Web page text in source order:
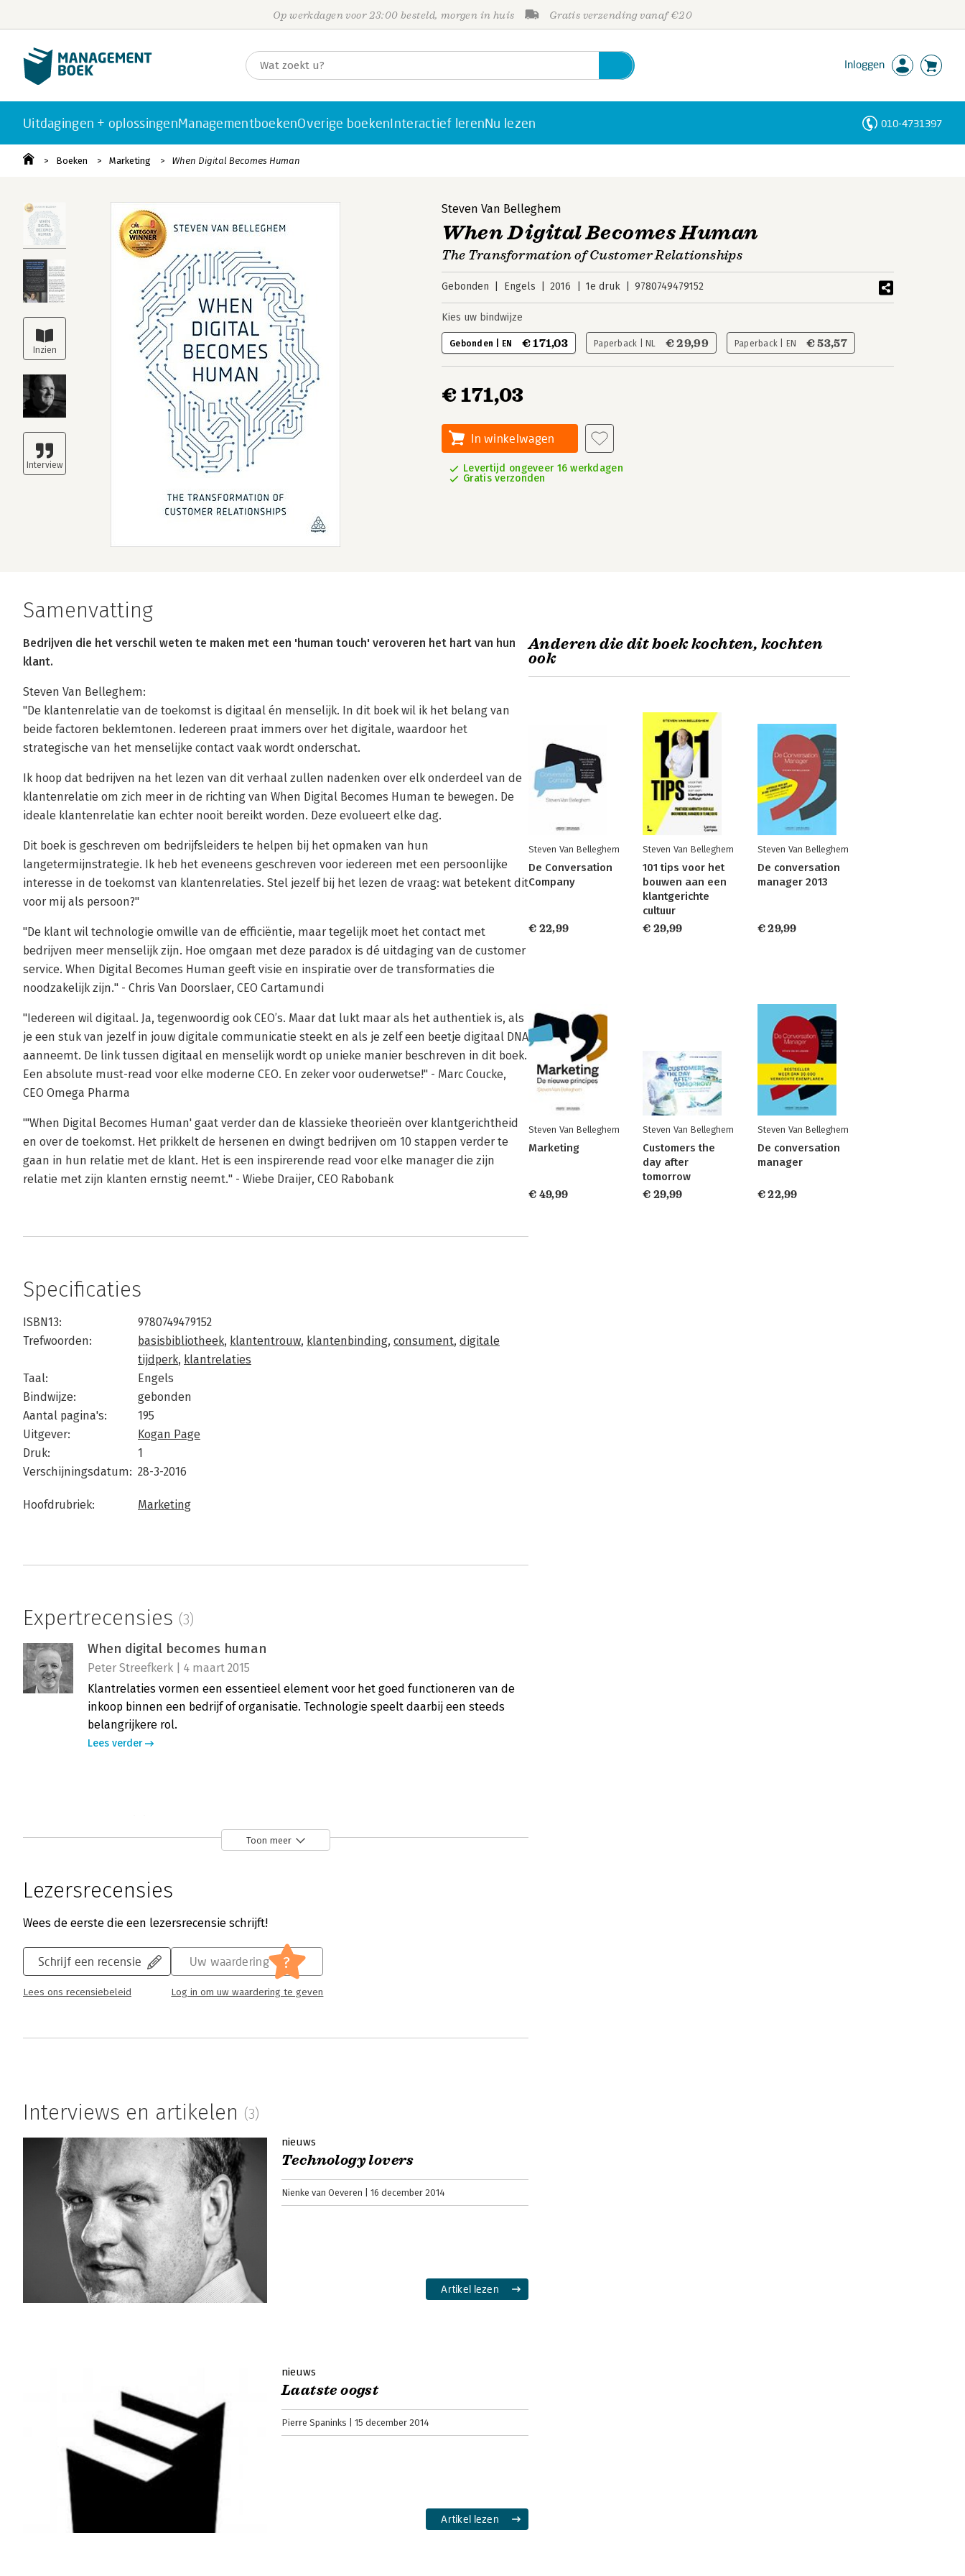
Op werkdagen voor 23:00 besteld, morgen in huis Gratis verzending vanaf €20
Inloggen
Uitdagingen + oplossingenManagementboekenOverige boekenInteractief lerenNu lezen 010-4731397
Boeken Marketing When Digital Becomes Human
Steven Van Belleghem
When Digital Becomes Human
The Transformation of Customer Relationships
Gebonden Engels 2016 1e druk 9780749479152
Kies uw bindwijze
Gebonden | EN € 171,03 Paperback | NL € 29,99 Paperback | EN € 53,57
€ 171,03
In winkelwagen
Levertijd ongeveer 16 werkdagen
Gratis verzonden
Samenvatting
Bedrijven die het verschil weten te maken met een 'human touch' veroveren het hart van hun
klant.
Steven Van Belleghem:
"De klantenrelatie van de toekomst is digitaal én menselijk. In dit boek wil ik het belang van
beide factoren beklemtonen. Iedereen praat immers over het digitale, waardoor het
strategische van het menselijke contact vaak wordt onderschat.
Ik hoop dat bedrijven na het lezen van dit verhaal zullen nadenken over elk onderdeel van de
klantenrelatie om zich meer in de richting van When Digital Becomes Human te bewegen. De
ideale klantenrelatie kan echter nooit bereikt worden. Deze evolueert elke dag.
Dit boek is geschreven om bedrijfsleiders te helpen bij het opmaken van hun
langetermijnstrategie. Ik heb het eveneens geschreven voor iedereen met een persoonlijke
interesse in de toekomst van klantenrelaties. Stel jezelf bij het lezen de vraag: wat betekent dit
voor mij als persoon?"
"De klant wil technologie omwille van de efficiëntie, maar tegelijk moet het contact met
bedrijven meer menselijk zijn. Hoe omgaan met deze paradox is dé uitdaging van de customer
service. When Digital Becomes Human geeft visie en inspiratie over de transformaties die
noodzakelijk zijn." - Chris Van Doorslaer, CEO Cartamundi
"Iedereen wil digitaal. Ja, tegenwoordig ook CEO’s. Maar dat lukt maar als het authentiek is, als
je een stuk van jezelf in jouw digitale communicatie steekt en als je zelf een beetje digitaal DNA
aanneemt. De link tussen digitaal en menselijk wordt op unieke manier beschreven in dit boek.
Een absolute must-read voor elke moderne CEO. En zeker voor ouderwetse!" - Marc Coucke,
CEO Omega Pharma
"'When Digital Becomes Human' gaat verder dan de klassieke theorieën over klantgerichtheid
en over de toekomst. Het prikkelt de hersenen en dwingt bedrijven om 10 stappen verder te
gaan in hun relatie met de klant. Het is een inspirerende read voor elke manager die zijn
relatie met zijn klanten ernstig neemt." - Wiebe Draijer, CEO Rabobank
Specificaties
ISBN13:
9780749479152
Trefwoorden:
basisbibliotheek, klantentrouw, klantenbinding, consument, digitale
tijdperk, klantrelaties
Taal:
Engels
Bindwijze:
gebonden
Aantal pagina's:
195
Uitgever:
Kogan Page
Druk:
1
Verschijningsdatum: 28-3-2016
Hoofdrubriek: Marketing
Expertrecensies (3)
When digital becomes human
Peter Streefkerk | 4 maart 2015
Klantrelaties vormen een essentieel element voor het goed functioneren van de
inkoop binnen een bedrijf of organisatie. Technologie speelt daarbij een steeds
belangrijkere rol.
Lees verder
Angelina Hammond | 29 december 2014
en ‘De Conversation Company’ legt de vinger op de zere plek in zijn nieuwste boek:
de klantenrelatie verandert tegenwoordig elke dag.
Lees verder
When digital becomes human
Toon meer
Lezersrecensies
Wees de eerste die een lezersrecensie schrijft!
Schrijf een recensie
Lees ons recensiebeleid
Uw waardering ?
Log in om uw waardering te geven
Interviews en artikelen (3)
nieuws
Technology lovers
Nienke van Oeveren 16 december 2014
Artikel lezen
nieuws
Laatste oogst
Pierre Spaninks 15 december 2014
Artikel lezen
Anderen die dit boek kochten, kochten
ook
Steven Van Belleghem
De Conversation
Company
€ 22,99
Steven Van Belleghem
101 tips voor het
bouwen aan een
klantgerichte
cultuur
€ 29,99
Steven Van Belleghem
De conversation
manager 2013
€ 29,99
Steven Van Belleghem
Marketing
€ 49,99
Steven Van Belleghem
Customers the
day after
tomorrow
€ 29,99
Steven Van Belleghem
De conversation
manager
€ 22,99
Personen